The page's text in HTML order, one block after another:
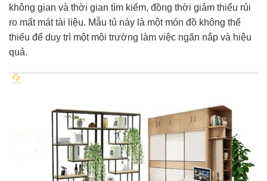
không gian và thời gian tìm kiếm, đồng thời giảm thiểu rủi
ro mất mát tài liệu. Mẫu tủ này là một món đồ không thể
thiếu để duy trì một môi trường làm việc ngăn nắp và hiệu
quả.